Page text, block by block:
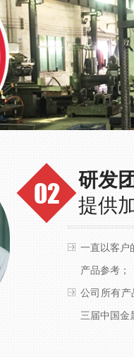
研发
提供
一直以客户
产品参考；
公司所有产
三届中国金